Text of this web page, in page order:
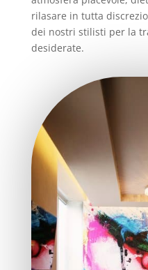
rilasare in tutta
dei nostri stilisti per la
desiderate.